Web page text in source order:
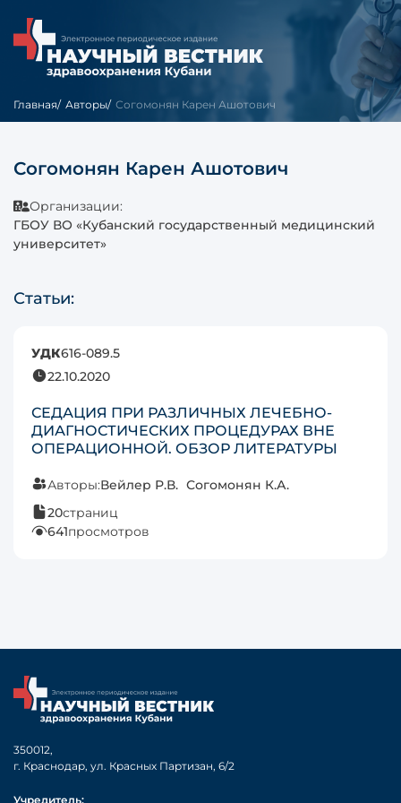
Главная Авторы Согомонян Карен Ашотович
Согомонян Карен Ашотович
Организации:
ГБОУ ВО «Кубанский государственный медицинский
университет»
Статьи:
УДК616-089.5
22.10.2020
СЕДАЦИЯ ПРИ РАЗЛИЧНЫХ ЛЕЧЕБНО-
ДИАГНОСТИЧЕСКИХ ПРОЦЕДУРАХ ВНЕ
ОПЕРАЦИОННОЙ. ОБЗОР ЛИТЕРАТУРЫ
Авторы:Вейлер Р.В. Согомонян К.А.
20страниц
641просмотров
350012,
г. Краснодар, ул. Красных Партизан, 6/2
Учредитель: